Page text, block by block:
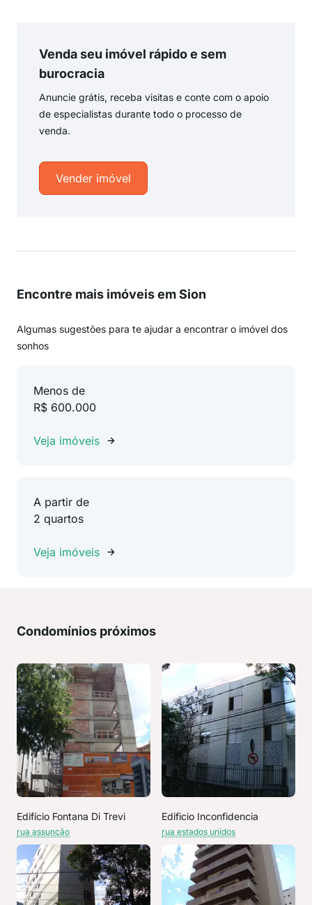
Venda seu imóvel rápido e sem
burocracia
Anuncie grátis, receba visitas e conte com o apoio
de especialistas durante todo o processo de
venda.
Vender imóvel
Encontre mais imóveis em Sion
Algumas sugestões para te ajudar a encontrar o imóvel dos
sonhos
Menos de
R$ 600.000
Veja imóveis
A partir de
2 quartos
Veja imóveis
Condomínios próximos
Edifício Fontana Di Trevi
rua assunção
Edificio Inconfidencia
rua estados unidos